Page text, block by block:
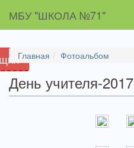
МБУ "ШКОЛА №71"
Главная Фотоальбом
День учителя-2017